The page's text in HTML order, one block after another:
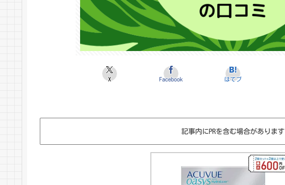
X Facebook はてブ
記事内にPRを含む場合があります